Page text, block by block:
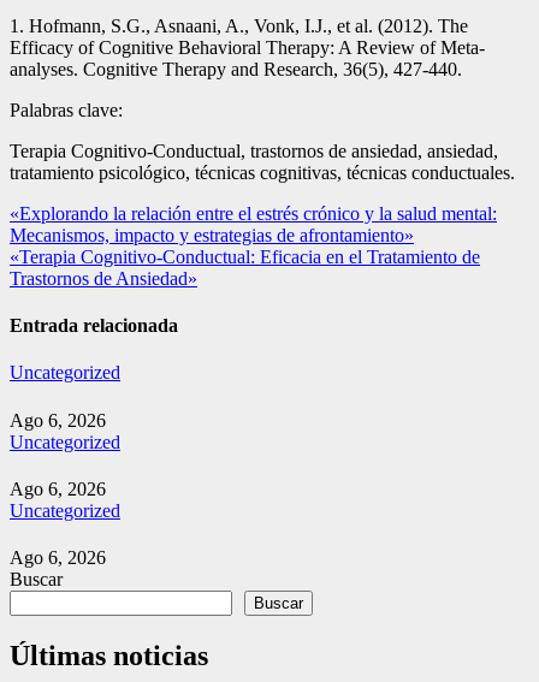
1. Hofmann, S.G., Asnaani, A., Vonk, I.J., et al. (2012). The
Efficacy of Cognitive Behavioral Therapy: A Review of Meta-
analyses. Cognitive Therapy and Research, 36(5), 427-440.
Palabras clave:
Terapia Cognitivo-Conductual, trastornos de ansiedad, ansiedad,
tratamiento psicológico, técnicas cognitivas, técnicas conductuales.
Navegación
de
entradas
«Explorando la relación entre el estrés crónico y la salud mental:
Mecanismos, impacto y estrategias de afrontamiento»
«Terapia Cognitivo-Conductual: Eficacia en el Tratamiento de
Trastornos de Ansiedad»
Entrada relacionada
Uncategorized
Ago 6, 2026
Uncategorized
Ago 6, 2026
Uncategorized
Ago 6, 2026
Buscar
Buscar
Últimas noticias